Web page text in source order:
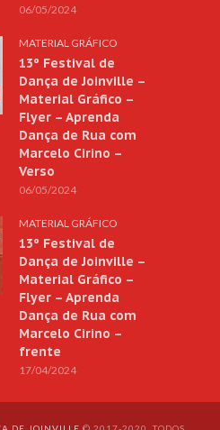
06/05/2024
MATERIAL GRÁFICO
13º Festival de
Dança de Joinville –
Material Gráfico –
Flyer – Aprenda
Dança de Rua com
Marcelo Cirino –
Verso
06/05/2024
MATERIAL GRÁFICO
13º Festival de
Dança de Joinville –
Material Gráfico –
Flyer – Aprenda
Dança de Rua com
Marcelo Cirino –
frente
17/04/2024